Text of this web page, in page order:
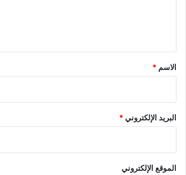
*
الاسم *
البريد الإلكتروني*
الموقع الإلكتروني